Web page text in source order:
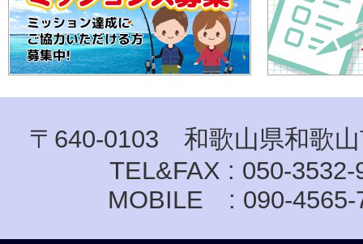
〒640-0103 和歌山県和歌山
TEL&FAX : 050-3532-
MOBILE : 090-4565-